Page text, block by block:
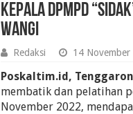
Kepala DPMPD
Wangi
Redaksi 14 November
Poskaltim.id,
membatik dan pelatihan
November 2022,